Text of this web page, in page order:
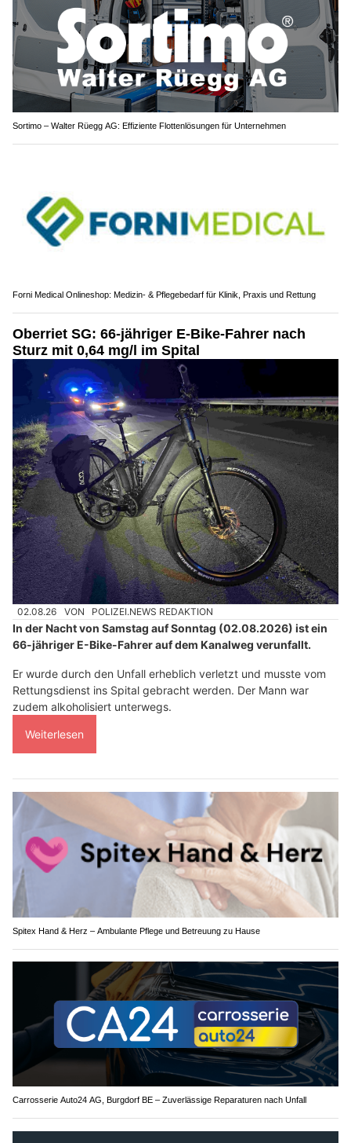
Sortimo – Walter Rüegg AG: Effiziente Flottenlösungen für Unternehmen
Forni Medical Onlineshop: Medizin- & Pflegebedarf für Klinik, Praxis und Rettung
Oberriet SG: 66-jähriger E-Bike-Fahrer nach
Sturz mit 0,64 mg/l im Spital
02.08.26 VON POLIZEI.NEWS REDAKTION
In der Nacht von Samstag auf Sonntag (02.08.2026) ist ein
66-jähriger E-Bike-Fahrer auf dem Kanalweg verunfallt.
Er wurde durch den Unfall erheblich verletzt und musste vom
Rettungsdienst ins Spital gebracht werden. Der Mann war
zudem alkoholisiert unterwegs.
Weiterlesen
Spitex Hand & Herz – Ambulante Pflege und Betreuung zu Hause
Carrosserie Auto24 AG, Burgdorf BE – Zuverlässige Reparaturen nach Unfall